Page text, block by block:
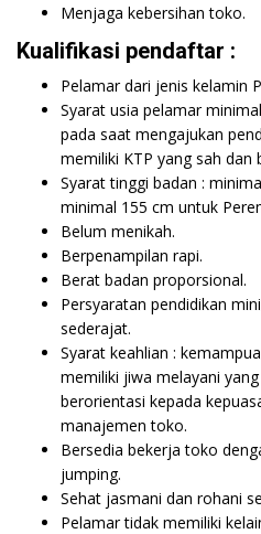
Menjaga kebersihan toko.
Kualifikasi pendaftar :
Pelamar dari jenis kelamin
Syarat usia pelamar
pada saat mengajukan
memiliki KTP yang sah dan
Syarat tinggi badan :
minimal 155 cm untuk
Belum menikah.
Berpenampilan rapi.
Berat badan proporsional.
Persyaratan pendidikan
sederajat.
Syarat keahlian :
memiliki jiwa melayani
berorientasi kepada
manajemen toko.
Bersedia bekerja toko
jumping.
Sehat jasmani dan rohani
Pelamar tidak memiliki